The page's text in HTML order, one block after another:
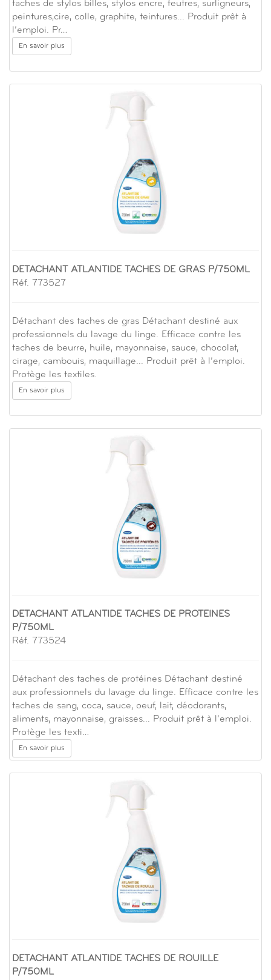
taches de stylos billes, stylos encre, feutres, surligneurs,
peintures,cire, colle, graphite, teintures... Produit prêt à
l’emploi. Pr…
En savoir plus
DETACHANT ATLANTIDE TACHES DE GRAS P/750ML
Réf. 773527
Détachant des taches de gras Détachant destiné aux
professionnels du lavage du linge. Efficace contre les
taches de beurre, huile, mayonnaise, sauce, chocolat,
cirage, cambouis, maquillage... Produit prêt à l’emploi.
Protège les textiles.
En savoir plus
DETACHANT ATLANTIDE TACHES DE PROTEINES
P/750ML
Réf. 773524
Détachant des taches de protéines Détachant destiné
aux professionnels du lavage du linge. Efficace contre les
taches de sang, coca, sauce, oeuf, lait, déodorants,
aliments, mayonnaise, graisses... Produit prêt à l’emploi.
Protège les texti…
En savoir plus
DETACHANT ATLANTIDE TACHES DE ROUILLE
P/750ML